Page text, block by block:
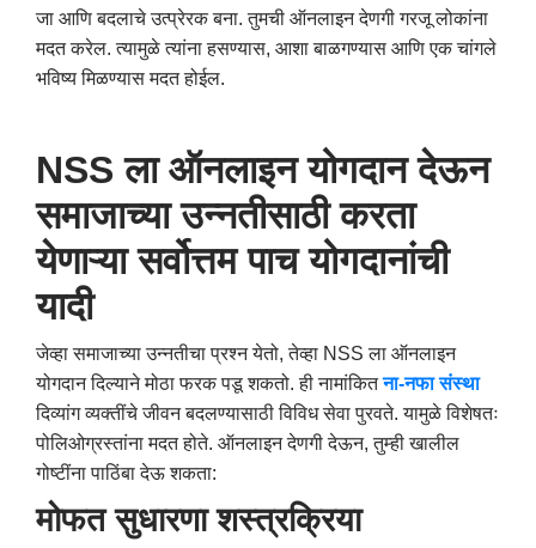
जा आणि बदलाचे उत्प्रेरक बना. तुमची ऑनलाइन देणगी गरजू लोकांना
मदत करेल. त्यामुळे त्यांना हसण्यास, आशा बाळगण्यास आणि एक चांगले
भविष्य मिळण्यास मदत होईल.
NSS ला ऑनलाइन योगदान देऊन
समाजाच्या उन्नतीसाठी करता
येणाऱ्या सर्वोत्तम पाच योगदानांची
यादी
जेव्हा समाजाच्या उन्नतीचा प्रश्न येतो, तेव्हा NSS ला ऑनलाइन
योगदान दिल्याने मोठा फरक पडू शकतो. ही नामांकितना-नफा संस्था
दिव्यांग व्यक्तींचे जीवन बदलण्यासाठी विविध सेवा पुरवते. यामुळे विशेषतः
पोलिओग्रस्तांना मदत होते. ऑनलाइन देणगी देऊन, तुम्ही खालील
गोष्टींना पाठिंबा देऊ शकता:
मोफत सुधारणा शस्त्रक्रिया